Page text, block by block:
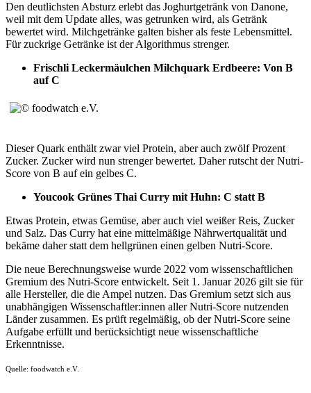
Den deutlichsten Absturz erlebt das Joghurtgetränk von Danone,
weil mit dem Update alles, was getrunken wird, als Getränk
bewertet wird. Milchgetränke galten bisher als feste Lebensmittel.
Für zuckrige Getränke ist der Algorithmus strenger.
Frischli Leckermäulchen Milchquark Erdbeere: Von B
auf C
Dieser Quark enthält zwar viel Protein, aber auch zwölf Prozent
Zucker. Zucker wird nun strenger bewertet. Daher rutscht der Nutri-
Score von B auf ein gelbes C.
Youcook Grünes Thai Curry mit Huhn: C statt B
Etwas Protein, etwas Gemüse, aber auch viel weißer Reis, Zucker
und Salz. Das Curry hat eine mittelmäßige Nährwertqualität und
bekäme daher statt dem hellgrünen einen gelben Nutri-Score.
Die neue Berechnungsweise wurde 2022 vom wissenschaftlichen
Gremium des Nutri-Score entwickelt. Seit 1. Januar 2026 gilt sie für
alle Hersteller, die die Ampel nutzen. Das Gremium setzt sich aus
unabhängigen Wissenschaftler:innen aller Nutri-Score nutzenden
Länder zusammen. Es prüft regelmäßig, ob der Nutri-Score seine
Aufgabe erfüllt und berücksichtigt neue wissenschaftliche
Erkenntnisse.
Quelle: foodwatch e.V.